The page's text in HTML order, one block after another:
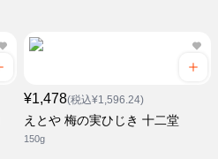
¥1,478(税込¥1,596.24)
えとや 梅の実ひじき 十二堂
150g